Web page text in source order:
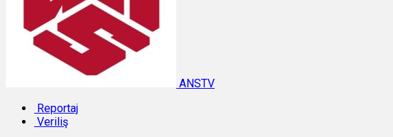
ANSTV
Reportaj
Veriliş